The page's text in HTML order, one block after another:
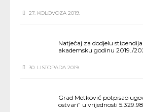
27. KOLOVOZA 2019.
Natječaj za dodjelu
akademsku godinu 2019./
30. LISTOPADA 2019.
Grad Metković potpisao
ostvari” u vrijednosti